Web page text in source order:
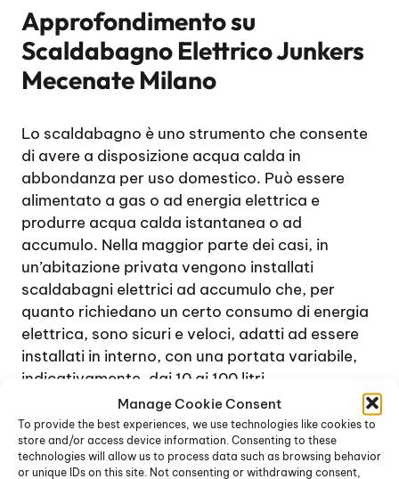
Manage Cookie Consent
To provide the best experiences, we use technologies like cookies to
store and/or access device information. Consenting to these
technologies will allow us to process data such as browsing behavior
or unique IDs on this site. Not consenting or withdrawing consent,
Approfondimento su
Scaldabagno Elettrico Junkers
Mecenate Milano
Lo scaldabagno è uno strumento che consente
di avere a disposizione acqua calda in
abbondanza per uso domestico. Può essere
alimentato a gas o ad energia elettrica e
produrre acqua calda istantanea o ad
accumulo. Nella maggior parte dei casi, in
un’abitazione privata vengono installati
scaldabagni elettrici ad accumulo che, per
quanto richiedano un certo consumo di energia
elettrica, sono sicuri e veloci, adatti ad essere
installati in interno, con una portata variabile,
indicativamente, dai 10 ai 100 litri.
In genere, lo scaldabagno viene installato a
parete, in bagno o in cucina, raramente a
pavimento, a meno che non si tratti di un
dispositivo di grandi dimensioni. Per ridurre al